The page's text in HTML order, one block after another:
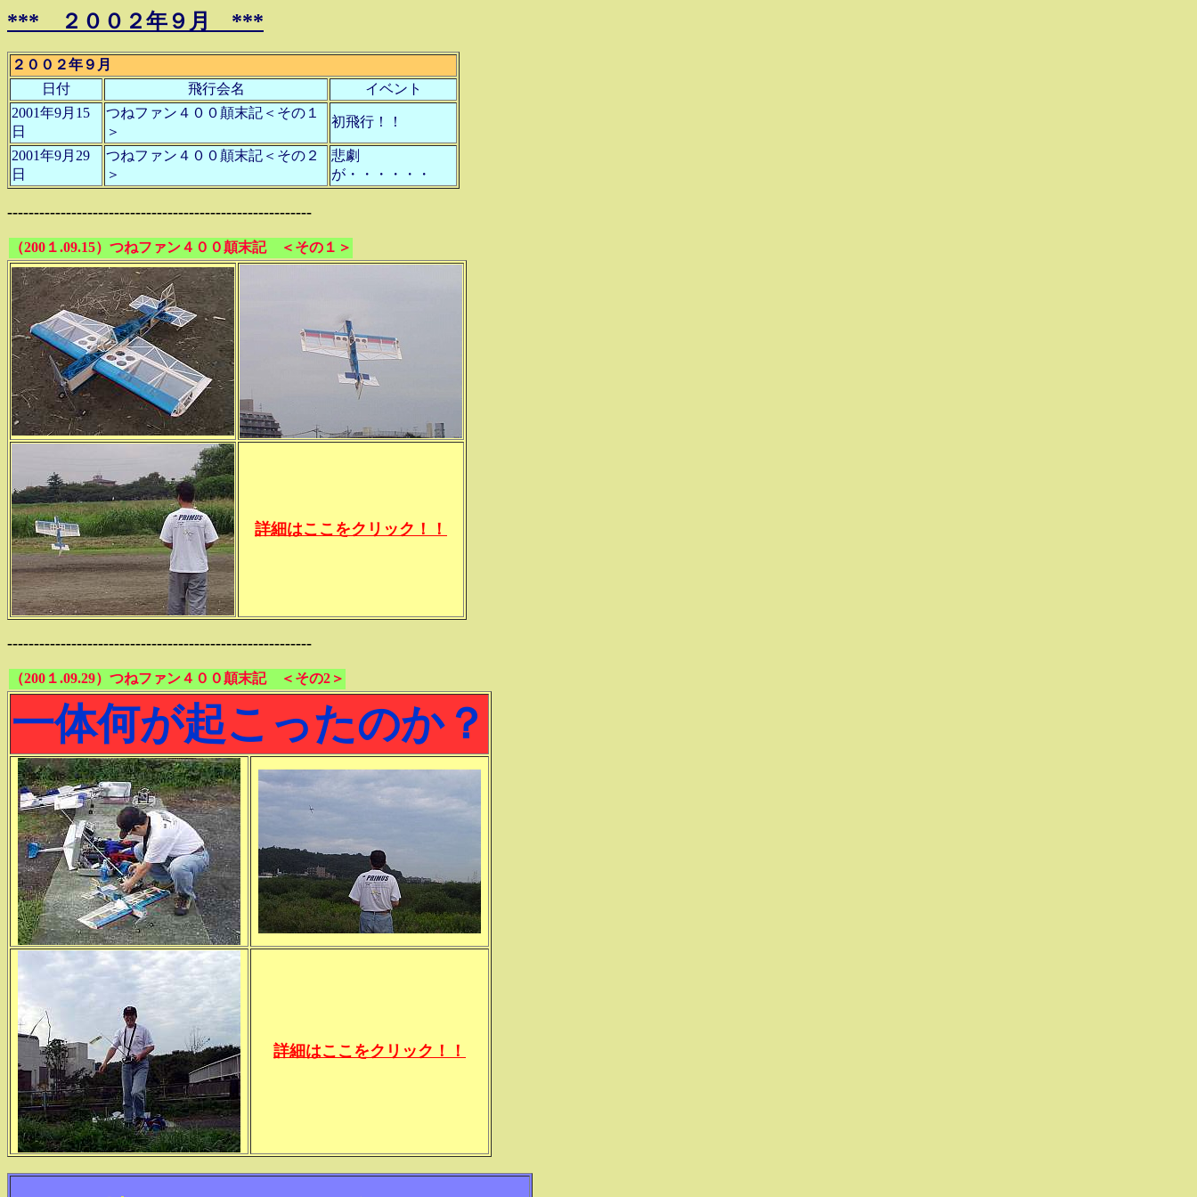
*** ２００２年９月 ***
２００２年９月
日付
飛行会名
イベント
2001年9月15
日
つねファン４００顛末記＜その１
＞
初飛行！！
2001年9月29
日
つねファン４００顛末記＜その２
＞
悲劇
が・・・・・・
---------------------------------------------------------
（200１.09.15）つねファン４００顛末記 ＜その１＞
詳細はここをクリック！！
---------------------------------------------------------
（200１.09.29）つねファン４００顛末記 ＜その2＞
一体何が起こったのか？
詳細はここをクリック！！